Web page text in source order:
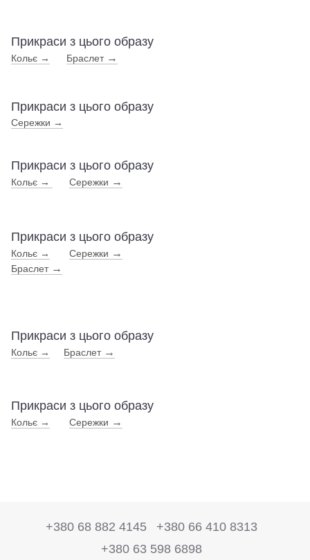
Прикраси з цього образу
Кольє → Браслет →
Прикраси з цього образу
Сережки →
Прикраси з цього образу
Кольє → Сережки →
Прикраси з цього образу
Кольє → Сережки →
Браслет →
Прикраси з цього образу
Кольє → Браслет →
Прикраси з цього образу
Кольє → Сережки →
+380 68 882 4145
+380 66 410 8313
+380 63 598 6898